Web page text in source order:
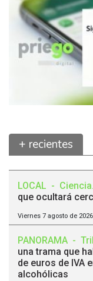
+ recientes
LOCAL - Ciencia.
que ocultará
Viernes 7 agosto de 2026
PANORAMA -
una trama que
de euros de IVA
alcohólicas